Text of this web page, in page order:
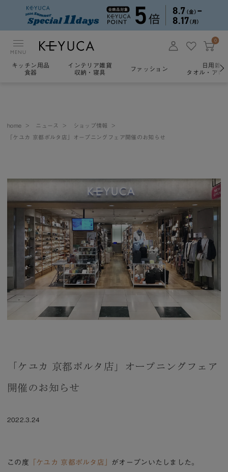
MENU
0
キッチン用品
食器
インテリア雑貨
収納・寝具
ファッション
日用雑貨
タオル・アロ
home > ニュース > ショップ情報 >
「ケユカ 京都ポルタ店」オープニングフェア開催のお知らせ
「ケユカ 京都ポルタ店」オープニングフェア
開催のお知らせ
2022.3.24
この度 「ケユカ 京都ポルタ店」
がオープンいたしました。